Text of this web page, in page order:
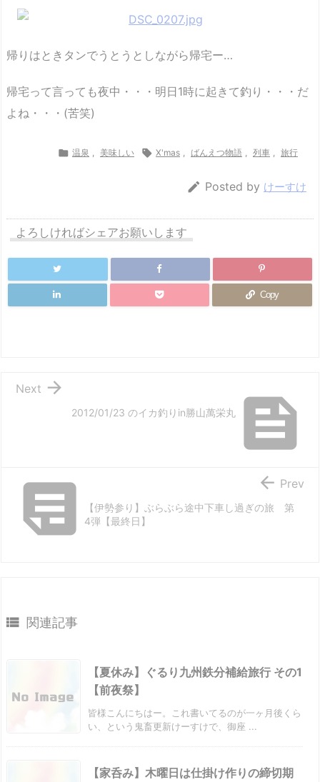
帰りはときタンでうとうとしながら帰宅ー…
帰宅って言っても夜中・・・明日1時に起きて釣り・・・だ
よね・・・(苦笑)
 温泉 , 美味しい  X'mas , ばんえつ物語 , 列車 , 旅行
 Posted by けーすけ
よろしければシェアお願いします
Copy

2012/01/23 のイカ釣りin勝山萬栄丸

Next
 【伊勢参り】ぶらぶら途中下車し過ぎの旅 第
4弾【最終日】
 Prev
 関連記事
【夏休み】ぐるり九州鉄分補給旅行 その1
【前夜祭】
皆様こんにちはー。これ書いてるのが一ヶ月後くら
い、という鬼畜更新けーすけで、御座 ...
【家呑み】木曜日は仕掛け作りの締切期